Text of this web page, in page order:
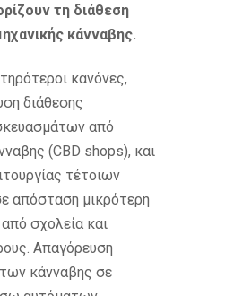
τη διάθεση
κάνναβης.
κανόνες,
διάθεσης
από
(CBD shops), και
τέτοιων
απόσταση μικρότερη
σχολεία και
Απαγόρευση
κάνναβης σε